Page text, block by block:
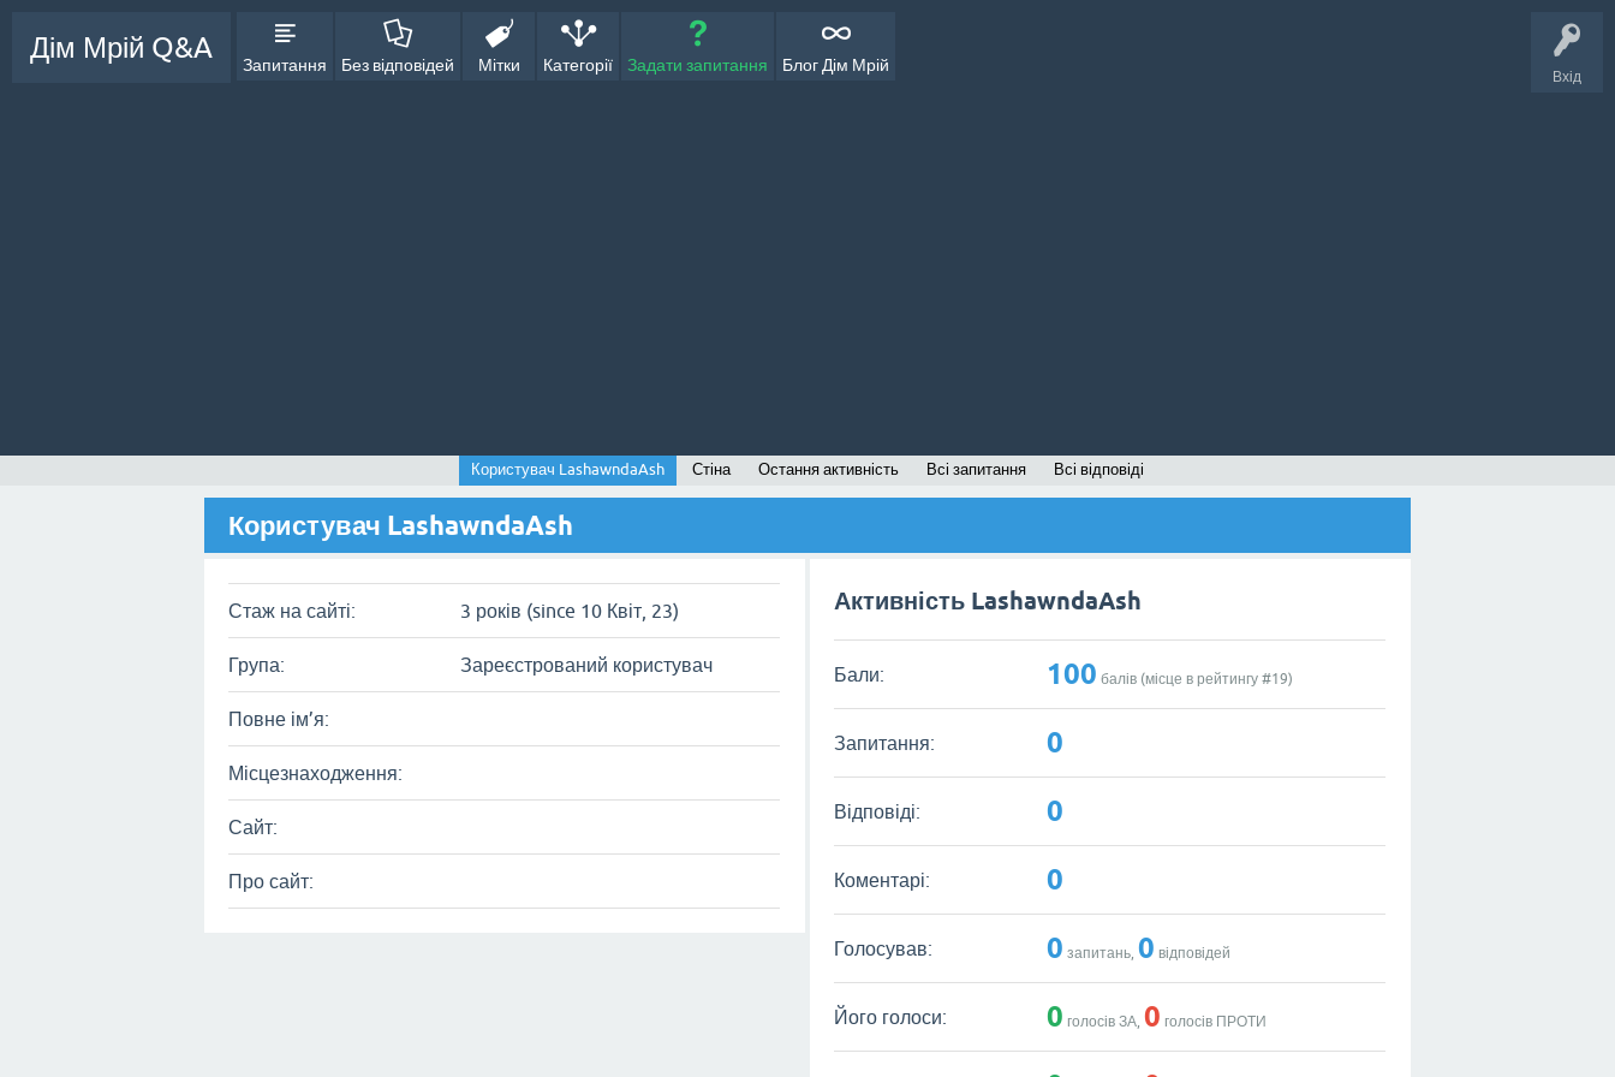
Вхід
Дім Мрій Q&A
Запитання Без відповідей Мітки Категорії Задати запитання Блог Дім Мрій
Користувач LashawndaAsh Стіна Остання активність Всі запитання Всі відповіді
Користувач LashawndaAsh
Стаж на сайті: 3 років (since 10 Квіт, 23)
Група: Зареєстрований користувач
Повне ім’я:
Місцезнаходження:
Сайт:
Про сайт:
Активність LashawndaAsh
Бали: 100 балів (місце в рейтингу #19)
Запитання: 0
Відповіді: 0
Коментарі: 0
Голосував: 0 запитань,0 відповідей
Його голоси: 0 голосів ЗА,0 голосів ПРОТИ